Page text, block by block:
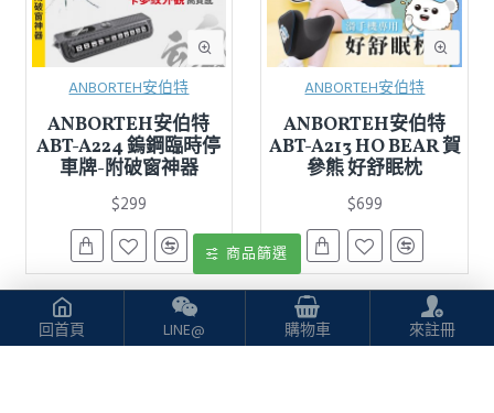
ANBORTEH安伯特
ANBORTEH安伯特
ABT-A224 鎢鋼臨時停
車牌-附破窗神器
$299
ANBORTEH安伯特
ANBORTEH安伯特
ABT-A213 HO BEAR 賀
參熊 好舒眠枕
$699
回首頁 LINE@ 購物車 來註冊
商品篩選